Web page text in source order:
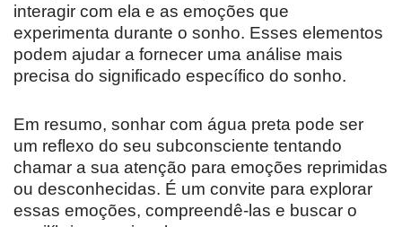
interagir com ela e as emoções que
experimenta durante o sonho. Esses elementos
podem ajudar a fornecer uma análise mais
precisa do significado específico do sonho.
Em resumo, sonhar com água preta pode ser
um reflexo do seu subconsciente tentando
chamar a sua atenção para emoções reprimidas
ou desconhecidas. É um convite para explorar
essas emoções, compreendê-las e buscar o